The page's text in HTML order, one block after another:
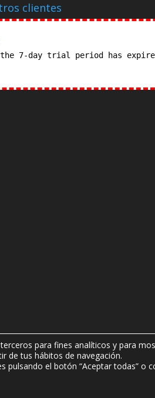
clientes
7-day trial period has
Soluciones Audiovisuales SL
para fines analíticos y para
de tus hábitos de navegación.
pulsando el botón “Aceptar todas” o